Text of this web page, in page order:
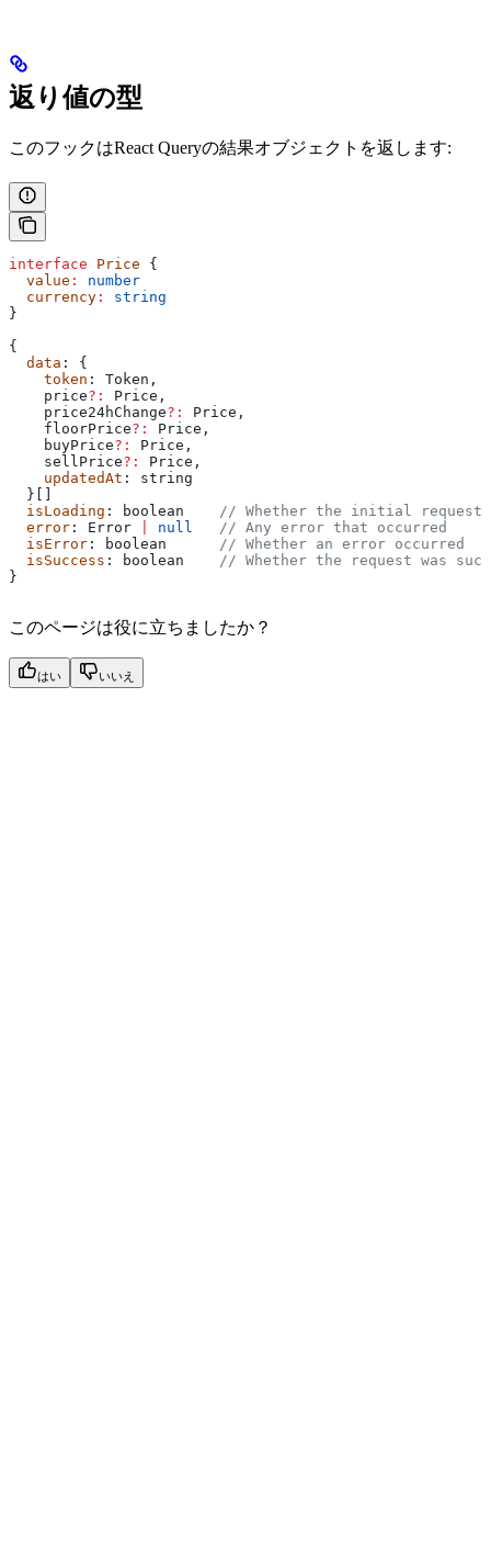
返り値の型
このフックはReact Queryの結果オブジェクトを返します:
interface Price {
  value
:
number
  currency
:
string
}
{
  data
: {
    token
: Token ,
    price
?: Price ,
    price24hChange
?: Price ,
    floorPrice
?: Price ,
    buyPrice
?: Price ,
    sellPrice
?: Price ,
    updatedAt
: string
  }[]
  isLoading
: boolean
// Whether the initial request
  error
: Error null
   // Any error that occurred
  isError
: boolean
      // Whether an error occurred
  isSuccess
: boolean
// Whether the request was
}
このページは役に立ちましたか？
はい いいえ